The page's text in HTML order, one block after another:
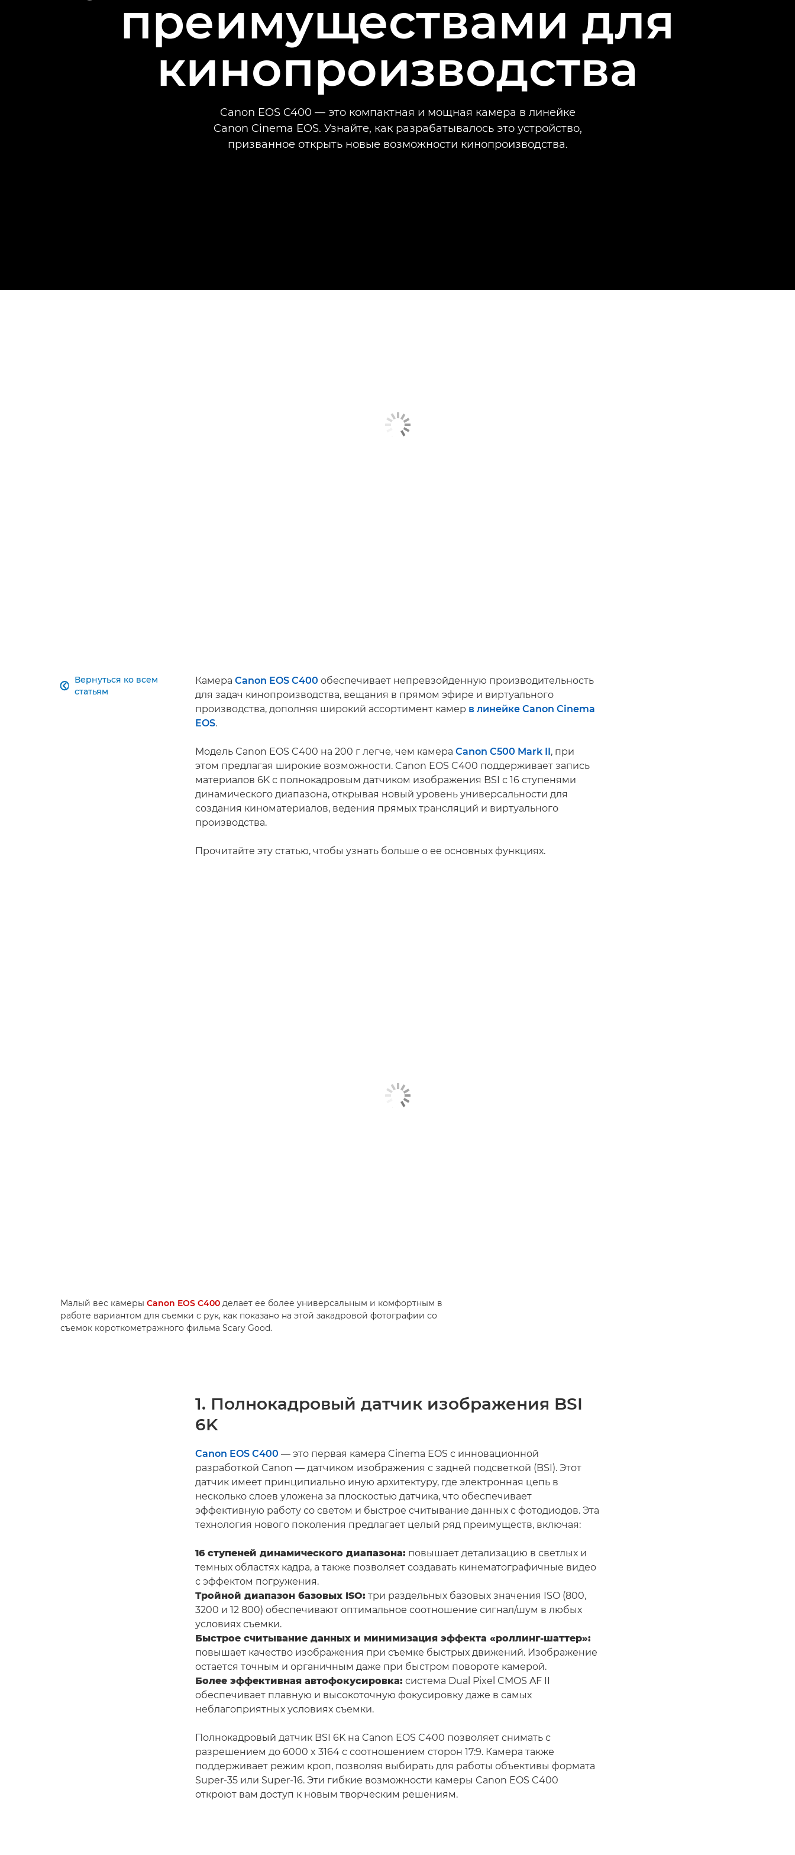
преимуществами для
кинопроизводства
Canon EOS C400 — это компактная и мощная камера в линейке
Canon Cinema EOS. Узнайте, как разрабатывалось это устройство,
призванное открыть новые возможности кинопроизводства.
Вернуться ко всем
статьям
 ­Камера Canon EOS C400 обеспечивает непревзойденную производительность
для задач кинопроизводства, вещания в прямом эфире и виртуального
производства, дополняя широкий ассортимент камер в линейке Canon Cinema
EOS.
Модель Canon EOS C400 на 200 г легче, чем камера Canon C500 Mark II , при
этом предлагая широкие возможности. Canon EOS C400 поддерживает запись
материалов 6K с полнокадровым датчиком изображения BSI с 16 ступенями
динамического диапазона, открывая новый уровень универсальности для
создания киноматериалов, ведения прямых трансляций и виртуального
производства.
Прочитайте эту статью, чтобы узнать больше о ее основных функциях.
Малый вес камеры Canon EOS C400 делает ее более универсальным и комфортным в
работе вариантом для съемки с рук, как показано на этой закадровой фотографии со
съемок короткометражного фильма Scary Good.
1. Полнокадровый датчик изображения BSI
6K
Canon EOS C400 — это первая камера Cinema EOS с инновационной
разработкой Canon — датчиком изображения с задней подсветкой (BSI). Этот
датчик имеет принципиально иную архитектуру, где электронная цепь в
несколько слоев уложена за плоскостью датчика, что обеспечивает
эффективную работу со светом и быстрое считывание данных с фотодиодов. Эта
технология нового поколения предлагает целый ряд преимуществ, включая:
16 ступеней динамического диапазона: повышает детализацию в светлых и
темных областях кадра, а также позволяет создавать кинематографичные видео
с эффектом погружения.
Тройной диапазон базовых ISO: три раздельных базовых значения ISO (800,
3200 и 12 800) обеспечивают оптимальное соотношение сигнал/шум в любых
условиях съемки.
Быстрое считывание данных и минимизация эффекта «роллинг-шаттер»:
повышает качество изображения при съемке быстрых движений. Изображение
остается точным и органичным даже при быстром повороте камерой.
Более эффективная автофокусировка: система Dual Pixel CMOS AF II
обеспечивает плавную и высокоточную фокусировку даже в самых
неблагоприятных условиях съемки.
Полнокадровый датчик BSI 6K на Canon EOS C400 позволяет снимать с
разрешением до 6000 x 3164 с соотношением сторон 17:9. Камера также
поддерживает режим кроп, позволяя выбирать для работы объективы формата
Super-35 или Super-16. Эти гибкие возможности камеры Canon EOS C400
откроют вам доступ к новым творческим решениям.